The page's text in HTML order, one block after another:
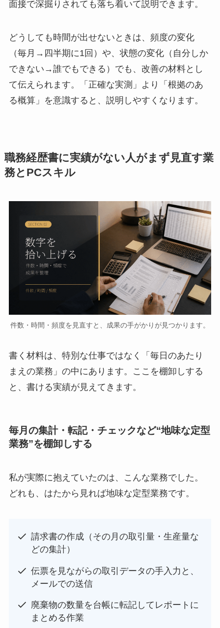
面接で深掘りされても落ち着いて説明できます。
どうしても時間が出せないときは、頻度の変化
（毎月→四半期に1回）や、状態の変化（自分しか
できない→誰でもできる）でも、改善の材料とし
て伝えられます。「正確な実測」より「根拠のあ
る概算」を意識すると、説明しやすくなります。
職務経歴書に実績がない人がまず見直す業
務とPCスキル
件数・時間・頻度を見直すと、成果の手がかりが見つかります。
書く材料は、特別な仕事ではなく「毎日のあたり
まえの業務」の中にあります。ここを棚卸しする
と、書ける実績が見えてきます。
毎月の集計・転記・チェックなど“地味な定型
業務”を棚卸しする
私が実際に抱えていたのは、こんな業務でした。
どれも、はたから見れば地味な定型業務です。
請求書の作成（その月の取引量・生産量な
どの集計）
伝票を見ながらの取引データの手入力と、
メールでの送信
廃棄物の数量を台帳に転記してレポートに
まとめる作業